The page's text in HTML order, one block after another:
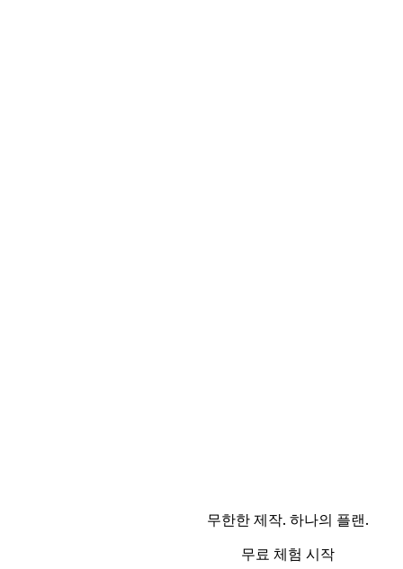
무한한 제작. 하나의 플랜.
무료 체험 시작